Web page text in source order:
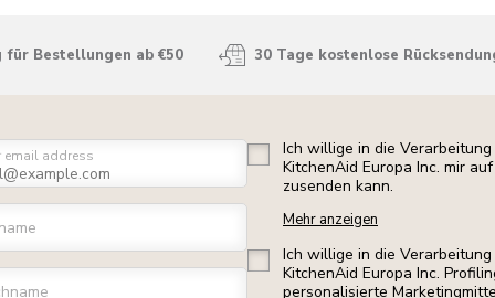
Bestellungen ab €50 30 Tage kostenlose
email address
Ich willige in die
KitchenAid Europa Inc. mir
zusenden kann.
Mehr anzeigen
Ich willige in die
KitchenAid Europa Inc.
personalisierte